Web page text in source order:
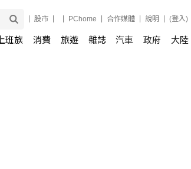
股市 PChome 合作媒體 說明 (登入)
上班族 消費 旅遊 雜誌 汽車 政府 大陸